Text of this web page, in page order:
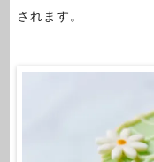
されます。